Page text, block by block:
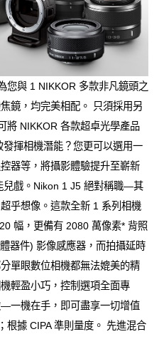
您與 1 NIKKOR 多款非凡鏡頭之
鏡，均完美相配。 只須採用另
將 NIKKOR 各款超卓光學產品
揮相機潛能？您更可以選用一
器等，將攝影體驗提升至嶄新
兒戲。Nikon 1 J5 絕對稱職—其
乎想像。這款全新 1 系列相機
幅，更備有 2080 萬像素* 背照
器件) 影像感應器，而拍攝延時
單眼數位相機都無法媲美的精
輕盈小巧，控制選項全面專
一機在手，即可盡享一切增值
根據 CIPA 準則量度。 先進混合